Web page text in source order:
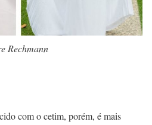
Rechmann
com o cetim, porém, é mais